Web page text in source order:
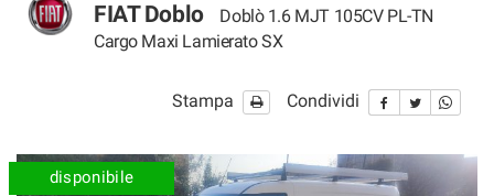
ACQUISTIAMO USATO
SERVIZI OFFICINA
FIAT Doblo
Doblò 1.6 MJT 105CV PL-TN
Cargo Maxi Lamierato SX
Stampa Condividi
disponibile
Il
esprimere